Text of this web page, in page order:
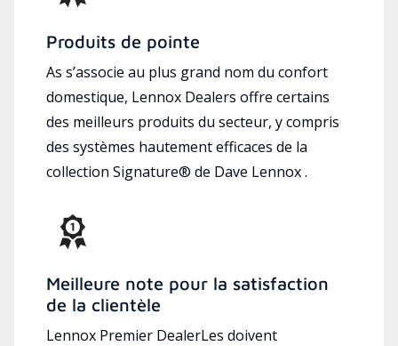
Produits de pointe
As s’associe au plus grand nom du confort
domestique, Lennox Dealers offre certains
des meilleurs produits du secteur, y compris
des systèmes hautement efficaces de la
collection Signature® de Dave Lennox .
Meilleure note pour la satisfaction
de la clientèle
Lennox Premier DealerLes doivent